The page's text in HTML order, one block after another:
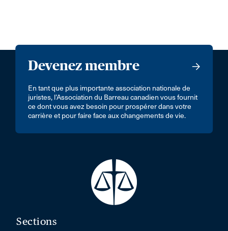
Devenez membre
En tant que plus importante association nationale de
juristes, l’Association du Barreau canadien vous fournit
ce dont vous avez besoin pour prospérer dans votre
carrière et pour faire face aux changements de vie.
Sections